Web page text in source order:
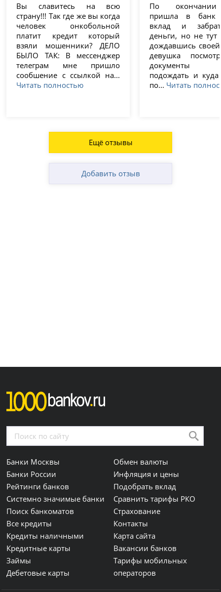
Вы славитесь на всю
страну!!! Так где же вы когда
человек онкобольной
платит кредит который
взяли мошенники? ДЕЛО
БЫЛО ТАК: В мессенджер
телеграм мне пришло
сообшение с ссылкой на...
Читать полностью
По
пришла в банк
вклад и
деньги, но не
дождавшись
девушка
документы
подождать и
по... Читать
Ещё отзывы
Добавить отзыв
Банки Москвы
Банки России
Рейтинги банков
Системно значимые банки
Поиск банкоматов
Все кредиты
Кредиты наличными
Кредитные карты
Займы
Дебетовые карты
Обмен валюты
Инфляция и цены
Подобрать вклад
Сравнить тарифы РКО
Страхование
Контакты
Карта сайта
Вакансии банков
Тарифы мобильных
операторов